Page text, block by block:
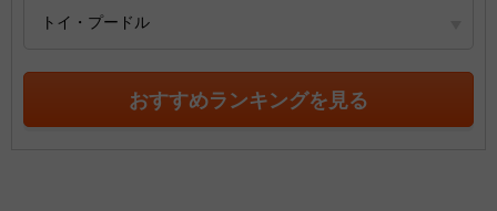
トイ・プードル
おすすめランキングを見る